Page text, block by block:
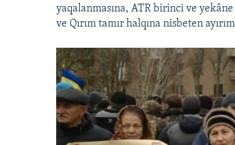
yaqalanmasına, ATR birinci ve yekâne
ve Qırım tamır halqına nisbeten